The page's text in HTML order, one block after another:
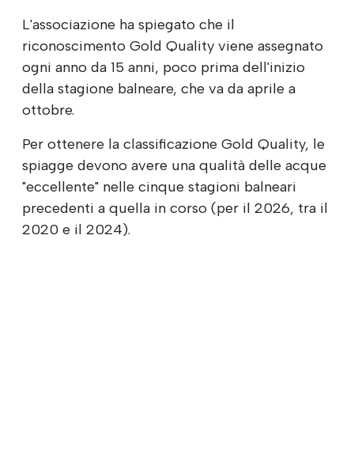
L'associazione ha spiegato che il
riconoscimento Gold Quality viene assegnato
ogni anno da 15 anni, poco prima dell'inizio
della stagione balneare, che va da aprile a
ottobre.
Per ottenere la classificazione Gold Quality, le
spiagge devono avere una qualità delle acque
"eccellente" nelle cinque stagioni balneari
precedenti a quella in corso (per il 2026, tra il
2020 e il 2024).